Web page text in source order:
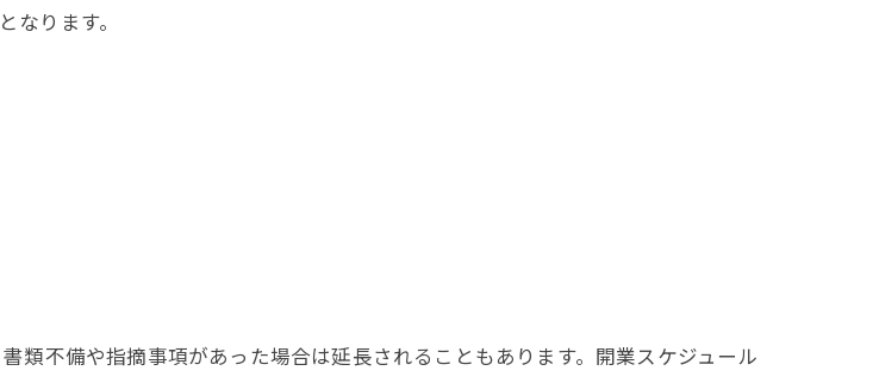
ります。
類不備や指摘事項があった場合は延長されることもあります。開業スケジュール